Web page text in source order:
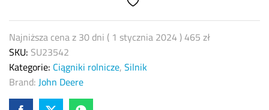
Najniższa cena z 30 dni ( 1 stycznia 2024)465zł
SKU: SU23542
Kategorie: Ciągniki rolnicze,Silnik
Brand:John Deere